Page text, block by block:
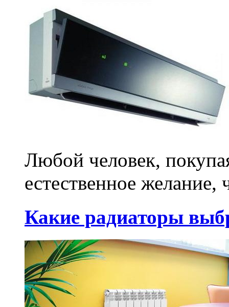
Любой человек,
естественное желание,
Какие радиаторы